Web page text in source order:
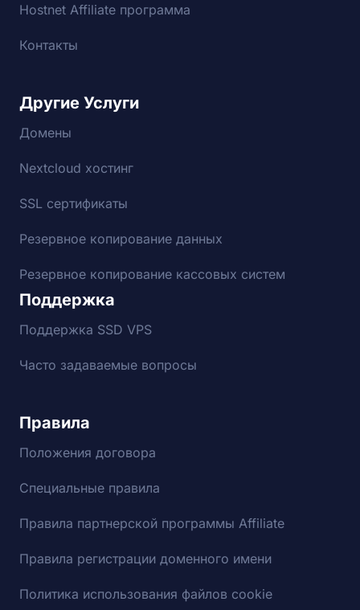
Hostnet Affiliate программа
Контакты
Другие Услуги
Домены
Nextcloud хостинг
SSL сертификаты
Резервное копирование данных
Резервное копирование кассовых систем
Поддержка
Поддержка SSD VPS
Часто задаваемые вопросы
Правила
Положения договора
Специальные правила
Правила партнерской программы Affiliate
Правила регистрации доменного имени
Политика использования файлов cookie